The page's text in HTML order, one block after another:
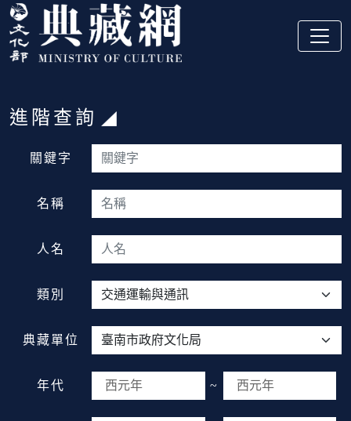
跳到主要內容
:::
:::
進階查詢
關鍵字
名稱
人名
類別
典藏單位
年代 ~